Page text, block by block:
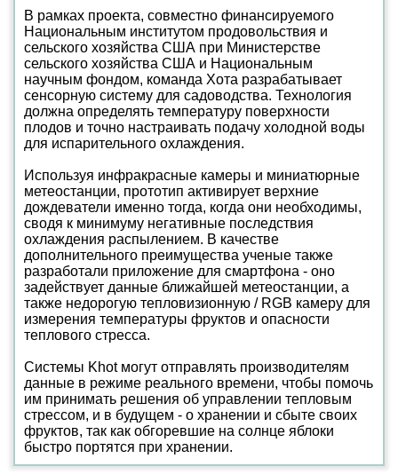
В рамках проекта, совместно финансируемого
Национальным институтом продовольствия и
сельского хозяйства США при Министерстве
сельского хозяйства США и Национальным
научным фондом, команда Хота разрабатывает
сенсорную систему для садоводства. Технология
должна определять температуру поверхности
плодов и точно настраивать подачу холодной воды
для испарительного охлаждения.
Используя инфракрасные камеры и миниатюрные
метеостанции, прототип активирует верхние
дождеватели именно тогда, когда они необходимы,
сводя к минимуму негативные последствия
охлаждения распылением. В качестве
дополнительного преимущества ученые также
разработали приложение для смартфона - оно
задействует данные ближайшей метеостанции, а
также недорогую тепловизионную / RGB камеру для
измерения температуры фруктов и опасности
теплового стресса.
Системы Khot могут отправлять производителям
данные в режиме реального времени, чтобы помочь
им принимать решения об управлении тепловым
стрессом, и в будущем - о хранении и сбыте своих
фруктов, так как обгоревшие на солнце яблоки
быстро портятся при хранении.